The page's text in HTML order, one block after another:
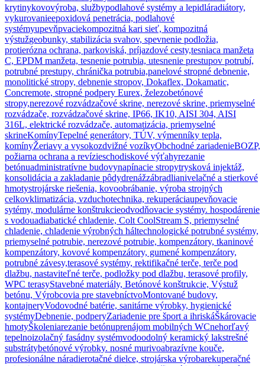
krytinykovovýroba, službypodlahové systémy a lepidláradiátory,
vykurovanieepoxidová penetrácia, podlahové
systémyupevňpvaciekompozitná kari sieť, kompozitná
výstužgeobunky, stabilizácia svahov, spevnenie podložia,
protierózna ochrana, parkoviská, príjazdové cesty,tesniaca manžeta
C, EPDM manžeta, tesnenie potrubia, utesnenie prestupov potrubí,
potrubné prestupy, chránička potrubia,panelové stropné debnenie,
monolitické stropy, debnenie stropov, Dokaflex, Dokamatic,
Concremote, stropné podpery Eurex, železobetónové
stropy,nerezové rozvádzačové skrine, nerezové skrine, priemyselné
rozvádzače, rozvádzačové skrine, IP66, IK10, AISI 304, AISI
316L, elektrické rozvádzače, automatizácia, priemyselné
skrineKomínyTepelné generátory, TÚV, výmenníky tepla,
komínyŽeriavy a vysokozdvižné vozíkyObchodné zariadenieBOZP,
požiarna ochrana a revízieschodiskové výťahyrezanie
betónuadministratívne budovynapínacie stropytrysková injektáž,
konsolidácia a zakladanie pôdydrenážzábradlianivelačné a stierkové
hmotystrojárske riešenia, kovoobrábanie, výroba strojných
celkovklimatizácia, vzduchotechnika, rekuperáciaupevňovacie
sytémy, modulárne konštrukcieodvodňovacie systémy. hospodárenie
s vodouadiabatické chladenie, Colt CoolStream S, priemyselné
chladenie, chladenie výrobných háltechnologické potrubné systémy,
priemyselné potrubie, nerezové potrubie, kompenzátory, tkaninové
kompenzátory, kovové kompenzátory, gumené kompenzátory,
potrubné závesy,terasové systémy, rektifikačné terče, terče pod
dlažbu, nastaviteľné terče, podložky pod dlažbu, terasové profily,
WPC terasyStavebné materiály, Betónové konštrukcie, Výstuž
betónu, Výrobcovia pre stavebníctvoMontované budovy,
kontajneryVodovodné batérie, sanitárne výrobky, hygienické
systémyDebnenie, podperyZariadenie pre šport a ihriskáŠkárovacie
hmotyŠkoleniarezanie betónuprenájom mobilných WCnehorľavý
tepelnoizolačný fasádny systémvodoodolný keramický lakstrešné
substrátybetónové výrobky. nosné murivoabrazívne kouče,
profesionálne náradierotačné dielce, strojárska výrobarekuperačné